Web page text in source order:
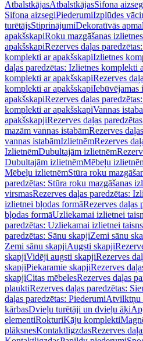
AtbalstkājasAtbalstkājasSifona
Sifona aizsegiPiederumiIzplūdes
turētājsStiprinājumiDekoratīvās
apakšskapiRoku mazgāšanas
apakšskapiRezerves daļas
komplekti ar apakšskapiIzlietnes
daļas paredzētas: Izlietnes komplekti
komplekti ar apakšskapiRezerves
komplekti ar apakšskapiIebūvējamas
apakšskapiRezerves daļas
komplekti ar apakšskapiVannas
apakšskapjiRezerves daļas
mazām vannas istabāmRezerves
vannas istabāmIzlietnēmRezerves
IzlietnēmDubultajām izlietnēm
Dubultajām izlietnēmMēbeļu
Mēbeļu izlietnēmStūra roku
paredzētas: Stūra roku mazgāšanas
virsmasRezerves daļas paredzētas:
izlietnei bļodas formāRezerves daļas
bļodas formāUzliekamai izlietnei
paredzētas: Uzliekamai izlietnei
paredzētas: Sānu skapjiZemi sānu
Zemi sānu skapjiAugsti skapji
skapjiVidēji augsti skapjiRezerves
skapjiPiekaramie skapjiRezerves
skapjiCitas mēbelesRezerves daļas
plauktiRezerves daļas paredzētas:
daļas paredzētas: PiederumiAtvilktņu
kārbasDvieļu turētāji un dvieļu āķi
elementiRokturiKāju komplekti
plāksnesKontaktligzdasRezerves